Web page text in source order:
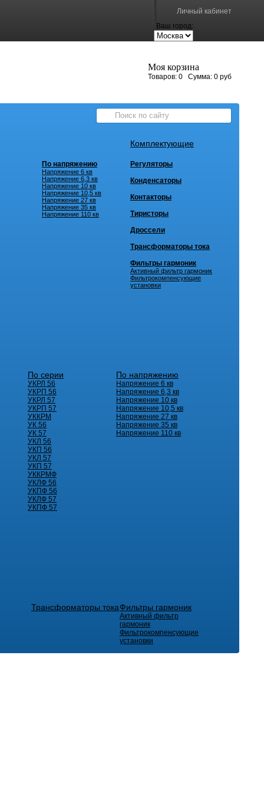
Личный кабинет
Ваш город:
Моя корзина
Товаров: 0 Сумма: 0 руб
По напряжению
Напряжение 6 кв
Напряжение 6,3 кв
Напряжение 10 кв
Напряжение 10,5 кв
Напряжение 27 кв
Напряжение 35 кв
Напряжение 110 кв
Комплектующие
Регуляторы
Конденсаторы
Контакторы
Тиристоры
Дроссели
Трансформаторы тока
Фильтры гармоник
Активный фильтр гармоник
Фильтрокомпенсующие
установки
По серии
УКРЛ 56
УКРП 56
УКРЛ 57
УКРП 57
УККРМ
УК 56
УК 57
УКЛ 56
УКП 56
УКЛ 57
УКП 57
УККРМФ
УКЛФ 56
УКПФ 56
УКЛФ 57
УКПФ 57
По напряжению
Напряжение 6 кв
Напряжение 6,3 кв
Напряжение 10 кв
Напряжение 10,5 кв
Напряжение 27 кв
Напряжение 35 кв
Напряжение 110 кв
Трансформаторы токаФильтры гармоник
Активный фильтр
гармоник
Фильтрокомпенсующие
установки